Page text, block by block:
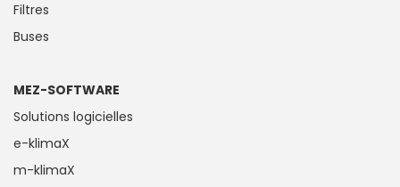
Filtres
Buses
MEZ-SOFTWARE
Solutions logicielles
e-klimaX
m-klimaX